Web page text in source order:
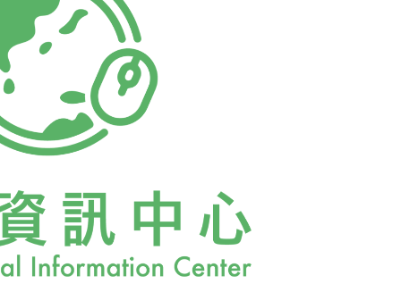
必要。嘉南水利會表示，「新烏山嶺引水
突發性損壞停水，整修後的烏山嶺隧道可